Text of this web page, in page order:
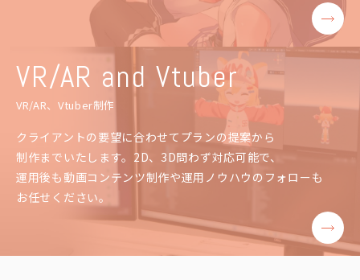
VR/AR and Vtuber
VR/AR、Vtuber制作
クライアントの要望に合わせてプランの提案から
制作までいたします。2D、3D問わず対応可能で、
運用後も動画コンテンツ制作や運用ノウハウのフォローも
お任せください。